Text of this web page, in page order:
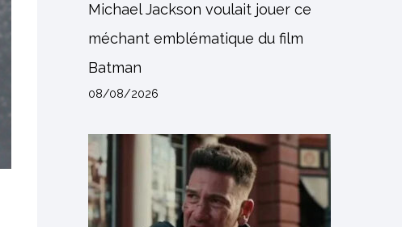
Michael Jackson voulait jouer ce
méchant emblématique du film
Batman
08/08/2026